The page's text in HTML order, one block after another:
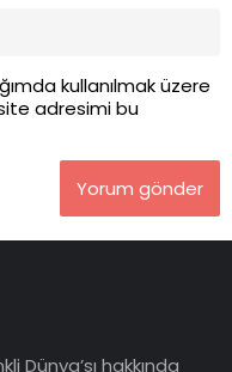
kullanılmak üzere
adresimi bu
Yorum gönder
Dünya’sı hakkında